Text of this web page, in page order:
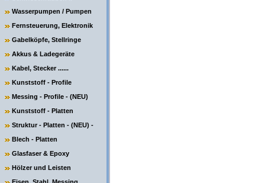
Wasserpumpen / Pumpen
Fernsteuerung, Elektronik
Gabelköpfe, Stellringe
Akkus & Ladegeräte
Kabel, Stecker ......
Kunststoff - Profile
Messing - Profile - (NEU)
Kunststoff - Platten
Struktur - Platten - (NEU) -
Blech - Platten
Glasfaser & Epoxy
Hölzer und Leisten